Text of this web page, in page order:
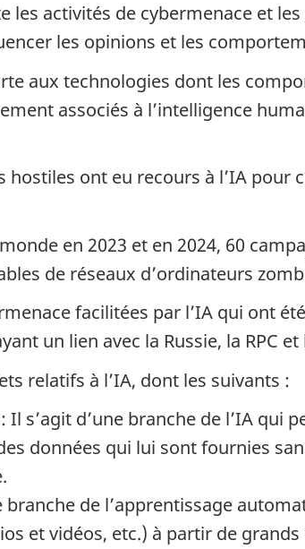
les activités de cybermenace et
les opinions et les
aux technologies dont les
associés à l’intelligence
ont eu recours à l’IA pour
en 2023 et en 2024, 60
de réseaux d’ordinateurs
facilitées par l’IA qui ont été
un lien avec la Russie, la RPC et
relatifs à l’IA, dont les suivants :
s’agit d’une branche de l’IA qui
données qui lui sont fournies
branche de l’apprentissage
et vidéos, etc.) à partir de